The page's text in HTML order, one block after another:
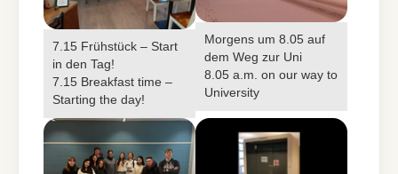
7.15 Frühstück – Start
in den Tag!
7.15 Breakfast time –
Starting the day!
Morgens um 8.05 auf
dem Weg zur Uni
8.05 a.m. on our way to
University